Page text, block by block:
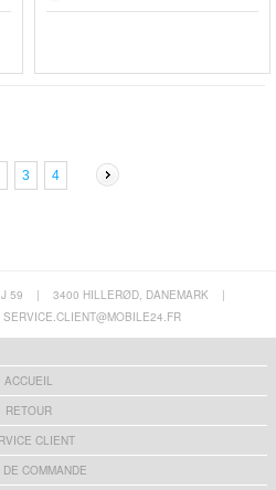
3 4
59 | 3400 HILLERØD, DANEMARK
|
SERVICE.CLIENT@MOBILE24.FR
ACCUEIL
RETOUR
CLIENT
DE COMMANDE